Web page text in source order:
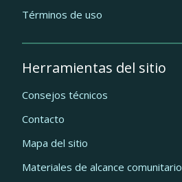
Términos de uso
Herramientas del sitio
Consejos técnicos
Contacto
Mapa del sitio
Materiales de alcance comunitario